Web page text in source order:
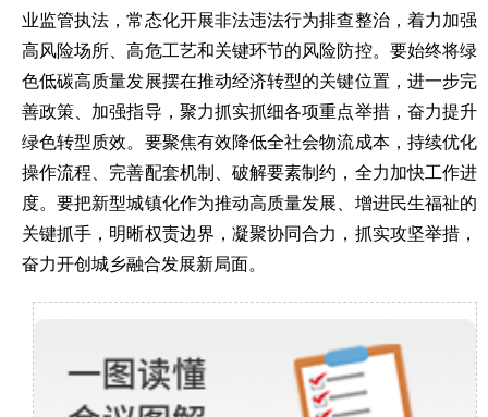
业监管执法，常态化开展非法违法行为排查整治，着力加强
高风险场所、高危工艺和关键环节的风险防控。要始终将绿
色低碳高质量发展摆在推动经济转型的关键位置，进一步完
善政策、加强指导，聚力抓实抓细各项重点举措，奋力提升
绿色转型质效。要聚焦有效降低全社会物流成本，持续优化
操作流程、完善配套机制、破解要素制约，全力加快工作进
度。要把新型城镇化作为推动高质量发展、增进民生福祉的
关键抓手，明晰权责边界，凝聚协同合力，抓实攻坚举措，
奋力开创城乡融合发展新局面。